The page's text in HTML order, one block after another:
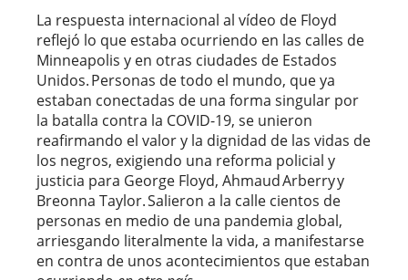
La respuesta internacional al vídeo de Floyd
reflejó lo que estaba ocurriendo en las calles de
Minneapolis y en otras ciudades de Estados
Unidos. Personas de todo el mundo, que ya
estaban conectadas de una forma singular por
la batalla contra la COVID-19, se unieron
reafirmando el valor y la dignidad de las vidas de
los negros, exigiendo una reforma policial y
justicia para George Floyd, Ahmaud Arberry y
Breonna Taylor. Salieron a la calle cientos de
personas en medio de una pandemia global,
arriesgando literalmente la vida, a manifestarse
en contra de unos acontecimientos que estaban